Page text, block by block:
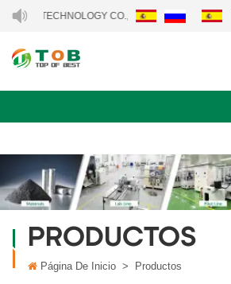
TECHNOLOGY CO., LTD..
PRODUCTOS
Página De Inicio > Productos